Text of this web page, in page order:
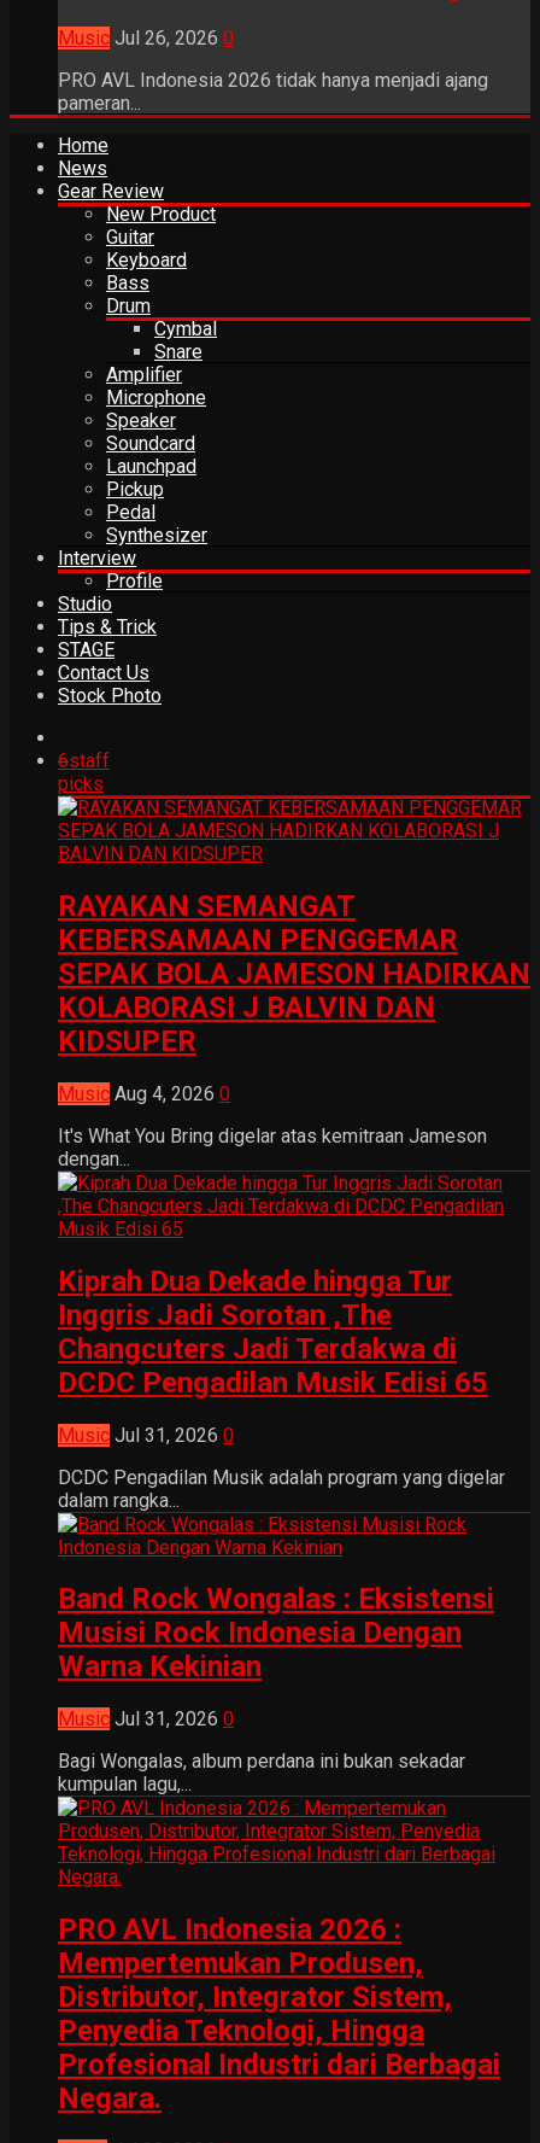
Music Jul 26, 2026 0
PRO AVL Indonesia 2026 tidak hanya menjadi ajang
pameran...
Home
News
Gear Review
New Product
Guitar
Keyboard
Bass
Drum
Cymbal
Snare
Amplifier
Microphone
Speaker
Soundcard
Launchpad
Pickup
Pedal
Synthesizer
Interview
Profile
Studio
Tips & Trick
STAGE
Contact Us
Stock Photo
6staff
picks
RAYAKAN SEMANGAT
KEBERSAMAAN PENGGEMAR
SEPAK BOLA JAMESON HADIRKAN
KOLABORASI J BALVIN DAN
KIDSUPER
Music Aug 4, 2026 0
It's What You Bring digelar atas kemitraan Jameson
dengan...
Kiprah Dua Dekade hingga Tur
Inggris Jadi Sorotan ,The
Changcuters Jadi Terdakwa di
DCDC Pengadilan Musik Edisi 65
Music Jul 31, 2026 0
DCDC Pengadilan Musik adalah program yang digelar
dalam rangka...
Band Rock Wongalas : Eksistensi
Musisi Rock Indonesia Dengan
Warna Kekinian
Music Jul 31, 2026 0
Bagi Wongalas, album perdana ini bukan sekadar
kumpulan lagu,...
PRO AVL Indonesia 2026 :
Mempertemukan Produsen,
Distributor, Integrator Sistem,
Penyedia Teknologi, Hingga
Profesional Industri dari Berbagai
Negara.